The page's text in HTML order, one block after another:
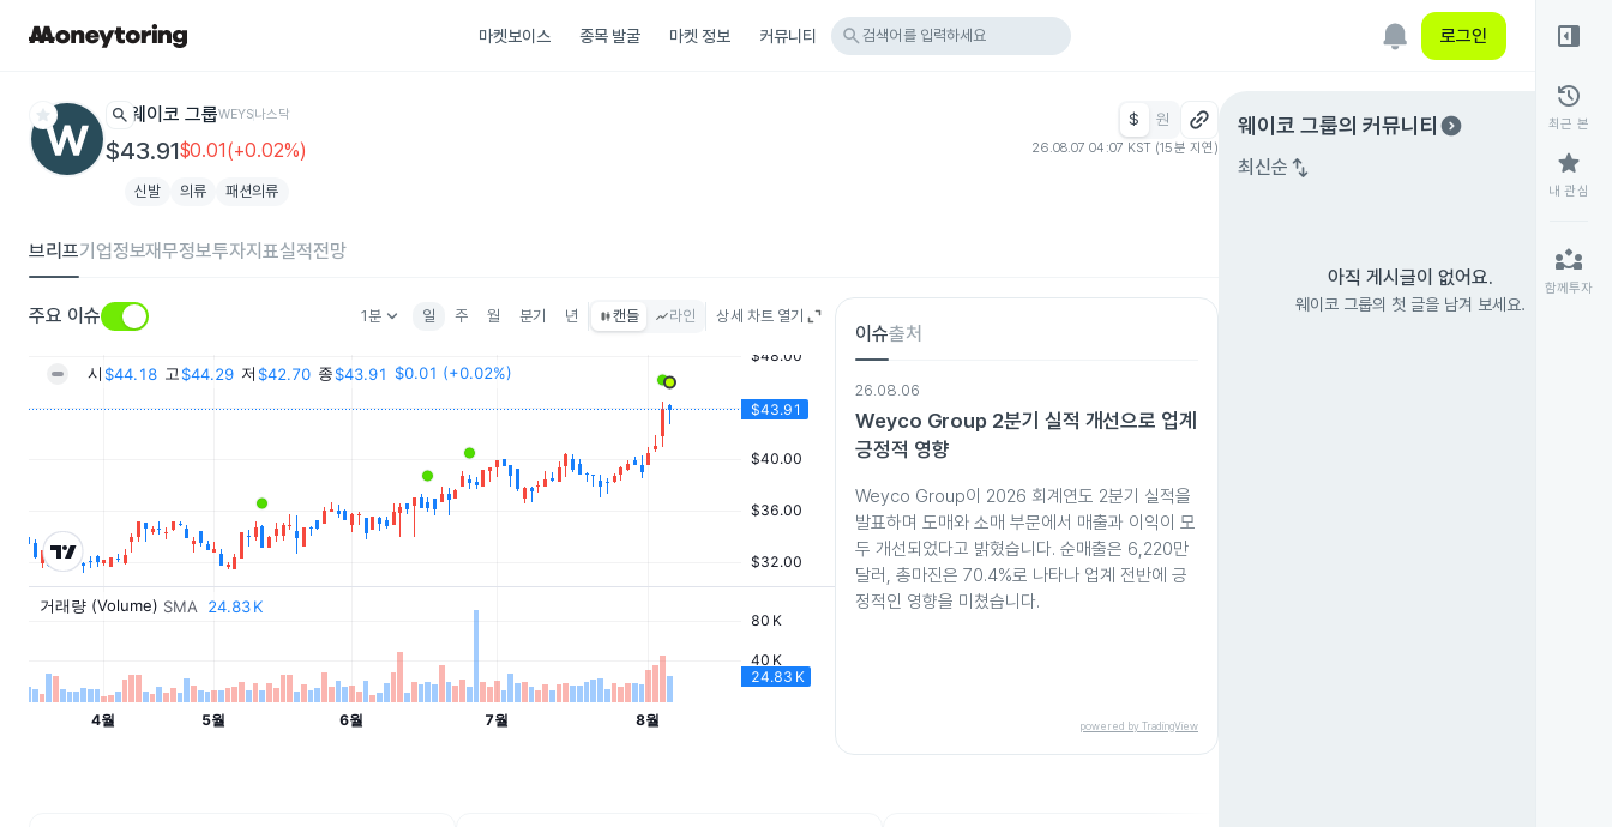
마켓보이스 종목 발굴 마켓 정보 커뮤니티 search 검색어를 입력하세요 로그인
star search 웨이코 그룹WEYS나스닥
$43.91$0.01(+0.02%)
$ 원
26.08.07 04:07 KST (15분 지연)
신발 의류 패션의류
브리프기업정보재무정보투자지표실적전망
주요 이슈 1분keyboard_arrow_down 일 주 월 분기 년 캔들 라인 상세 차트 열기
이슈출처
26.08.06
Weyco Group 2분기 실적 개선으로 업계
긍정적 영향
Weyco Group이 2026 회계연도 2분기 실적을
발표하며 도매와 소매 부문에서 매출과 이익이 모
두 개선되었다고 밝혔습니다. 순매출은 6,220만
달러, 총마진은 70.4%로 나타나 업계 전반에 긍
정적인 영향을 미쳤습니다.
powered by TradingView
웨이코 그룹의 커뮤니티 expand_circle_right
최신순 swap_vert
아직 게시글이 없어요.
웨이코 그룹의 첫 글을 남겨 보세요.
right_panel_open
history
최근 본
star
내 관심
partner_exchange
함께투자